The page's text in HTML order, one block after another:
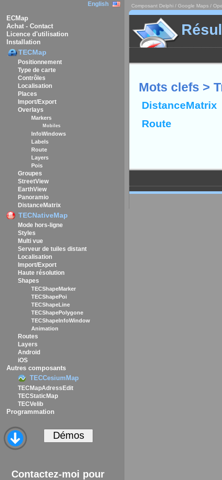
Composant Delphi / Google Maps /
English
ECMap
Achat - Contact
Licence d'utilisation
Installation
TECMap
Positionnement
Type de carte
Contrôles
Localisation
Places
Import/Export
Overlays
Markers
Mobiles
InfoWindows
Labels
Route
Layers
Pois
Groupes
StreetView
EarthView
Panoramio
DistanceMatrix
TECNativeMap
Mode hors-ligne
Styles
Multi vue
Serveur de tuiles distant
Localisation
Import/Export
Haute résolution
Shapes
TECShapeMarker
TECShapePoi
TECShapeLine
TECShapePolygone
TECShapeInfoWindow
Animation
Routes
Layers
Android
iOS
Autres composants
TECCesiumMap
TECMapAdressEdit
TECStaticMap
TECVelib
Programmation
Contactez-moi pour
Mots clefs >
DistanceMatrix
Route